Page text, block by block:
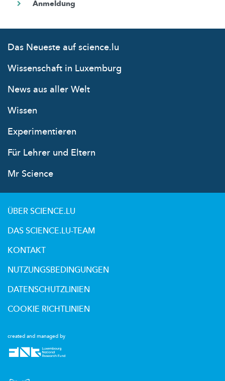
Das Neueste auf science.lu
Wissenschaft in Luxemburg
News aus aller Welt
Wissen
Experimentieren
Für Lehrer und Eltern
Mr Science
created and managed by
ÜBER SCIENCE.LU
DAS SCIENCE.LU-TEAM
KONTAKT
NUTZUNGSBEDINGUNGEN
DATENSCHUTZLINIEN
COOKIE RICHTLINIEN